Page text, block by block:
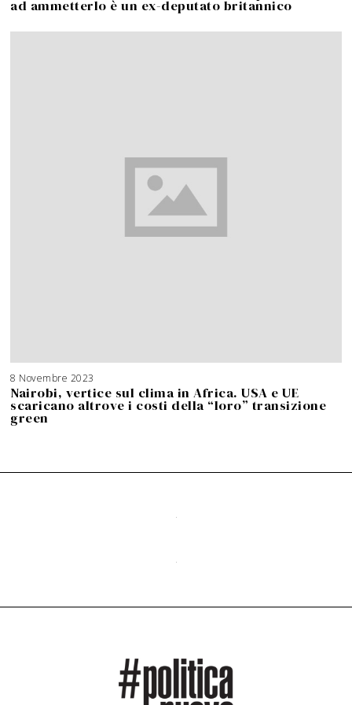
ad ammetterlo è un ex-deputato britannico
8 Novembre 2023
Nairobi, vertice sul clima in Africa. USA e UE
scaricano altrove i costi della “loro” transizione
green